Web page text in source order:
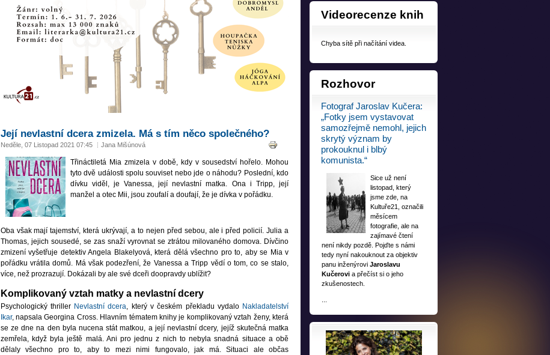
Její nevlastní dcera zmizela. Má s tím něco společného?
Neděle, 07 Listopad 2021 07:45 Jana Mišúnová
Třináctiletá Mia zmizela v době, kdy v sousedství hořelo. Mohou
tyto dvě události spolu souviset nebo jde o náhodu? Poslední, kdo
dívku viděl, je Vanessa, její nevlastní matka. Ona i Tripp, její
manžel a otec Mii, jsou zoufalí a doufají, že je dívka v pořádku.
Oba však mají tajemství, která ukrývají, a to nejen před sebou, ale i před policií. Julia a
Thomas, jejich sousedé, se zas snaží vyrovnat se ztrátou milovaného domova. Dívčino
zmizení vyšetřuje detektiv Angela Blakelyová, která dělá všechno pro to, aby se Mia v
pořádku vrátila domů. Má však podezření, že Vanessa a Tripp vědí o tom, co se stalo,
více, než prozrazují. Dokázali by ale své dceři doopravdy ublížit?
Komplikovaný vztah matky a nevlastní dcery
Psychologický thriller Nevlastní dcera, který v českém překladu vydalo Nakladatelství
Ikar, napsala Georgina Cross. Hlavním tématem knihy je komplikovaný vztah ženy, která
se ze dne na den byla nucena stát matkou, a její nevlastní dcery, jejíž skutečná matka
zemřela, když byla ještě malá. Ani pro jednu z nich to nebyla snadná situace a obě
dělaly všechno pro to, aby to mezi nimi fungovalo, jak má. Situaci ale občas
Videorecenze knih
Chyba sítě při načítání videa.
Rozhovor
Fotograf Jaroslav Kučera:
„Fotky jsem vystavovat
samozřejmě nemohl, jejich
skrytý význam by
prokouknul i blbý
komunista.“
Sice už není
listopad, který
jsme zde, na
Kultuře21, označili
měsícem
fotografie, ale na
zajímavé čtení
není nikdy pozdě. Pojďte s námi
tedy nyní nakouknout za objektiv
panu inženýrovi Jaroslavu
Kučerovia přečíst si o jeho
zkušenostech.